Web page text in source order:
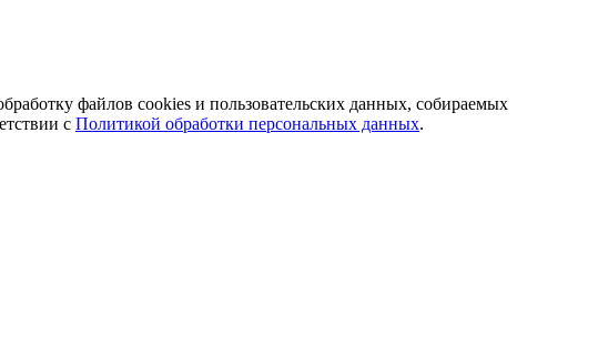
файлов cookies и пользовательских данных, собираемых
с Политикой обработки персональных данных.